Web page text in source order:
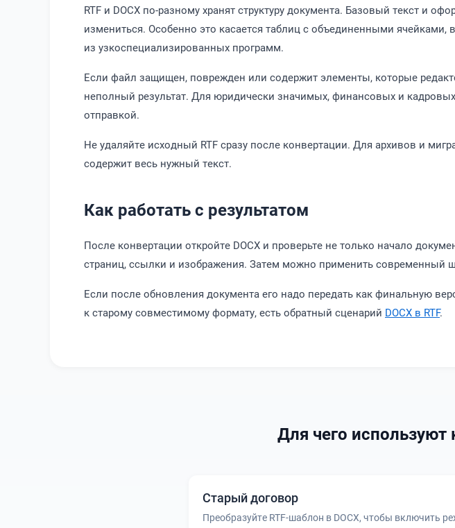
RTF и DOCX по-разному хранят структуру документа. Базовый текст и
измениться. Особенно это касается таблиц с объединенными
из узкоспециализированных программ.
Если файл защищен, поврежден или содержит элементы, которые
неполный результат. Для юридически значимых, финансовых и
отправкой.
Не удаляйте исходный RTF сразу после конвертации. Для архивов и
содержит весь нужный текст.
Как работать с результатом
После конвертации откройте DOCX и проверьте не только начало
страниц, ссылки и изображения. Затем можно применить современный
Если после обновления документа его надо передать как финальную
к старому совместимому формату, есть обратный сценарий DOCX в RTF.
Для чего используют
Старый договор
Преобразуйте RTF-шаблон в DOCX, чтобы включить